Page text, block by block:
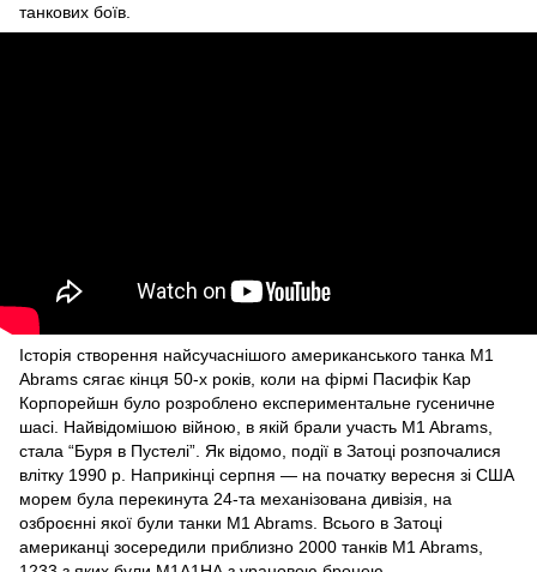
танкових боїв.
Історія створення найсучаснішого американського танка M1
Abrams сягає кінця 50-х років, коли на фірмі Пасифік Кар
Корпорейшн було розроблено експериментальне гусеничне
шасі. Найвідомішою війною, в якій брали участь M1 Abrams,
стала “Буря в Пустелі”. Як відомо, події в Затоці розпочалися
влітку 1990 р. Наприкінці серпня — на початку вересня зі США
морем була перекинута 24-та механізована дивізія, на
озброєнні якої були танки M1 Abrams. Всього в Затоці
американці зосередили приблизно 2000 танків M1 Abrams,